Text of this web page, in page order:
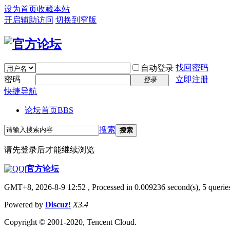
设为首页收藏本站
开启辅助访问 切换到窄版
自动登录 找回密码
密码
登录
立即注册
快捷导航
论坛首页BBS
搜索 搜索
请先登录后才能继续浏览
|官方论坛
GMT+8, 2026-8-9 12:52 , Processed in 0.009236 second(s), 5
Powered by Discuz! X3.4
Copyright © 2001-2020, Tencent Cloud.